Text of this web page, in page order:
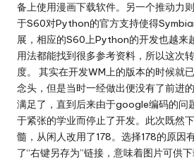
备上使用漫画下载软件。另一个推动力
于S60对Python的官方支持使得
展，相应的S60上Python的开发也越
用法都能找到很多参考资料，所以这次
度。 其实在开发WM上的版本的时候就
念头，但是当时一经做出便没有了前进
满足了，直到后来由于google编码的问
于紧张的学业而停止了开发。此次既然
髓，从闲人改用了178。选择178的原因
了“右键另存为”链接，意味着图片可供